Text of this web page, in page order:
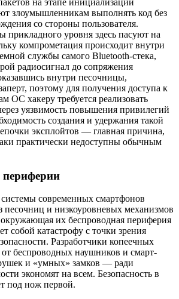
на этапе инициализации
злоумышленникам выполнять код без
со стороны пользователя.
уровня здесь пасуют на
компрометация происходит внутри
службы самого Bluetooth-стека,
радиосигнал до сопряжения
внутри песочницы,
поэтому для получения доступа к
ОС хакеру требуется реализовать
уязвимость повышения привилегий
создания и удержания такой
эксплойтов — главная причина,
практически недоступны обычным
периферии
современных смартфонов
и низкоуровневых механизмов
их беспроводная периферия
собой катастрофу с точки зрения
Разработчики копеечных
беспроводных наушников и смарт-
и «умных» замков — ради
экономят на всем. Безопасность в
под нож первой.